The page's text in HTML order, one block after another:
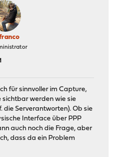
für sinnvoller im Capture,
werden wie sie
die Serverantworten). Ob sie
Interface über PPP
auch noch die Frage, aber
dass da ein Problem